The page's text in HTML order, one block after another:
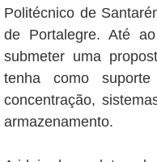
Politécnico de
de Portalegre. Até
submeter uma
tenha como
concentração,
armazenamento.